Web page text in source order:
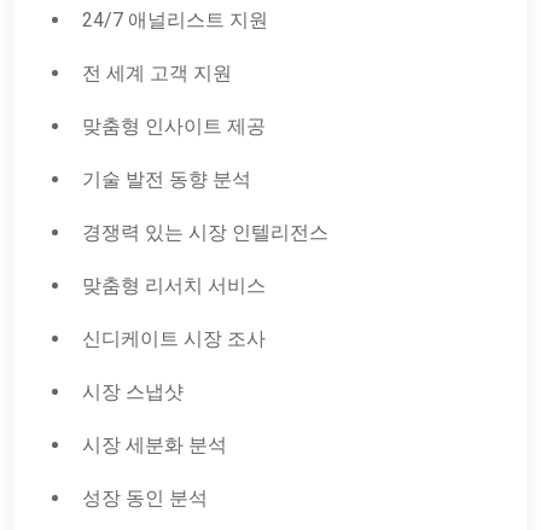
24/7 애널리스트 지원
전 세계 고객 지원
맞춤형 인사이트 제공
기술 발전 동향 분석
경쟁력 있는 시장 인텔리전스
맞춤형 리서치 서비스
신디케이트 시장 조사
시장 스냅샷
시장 세분화 분석
성장 동인 분석